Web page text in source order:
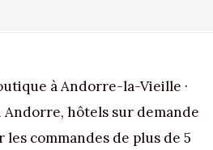
à Andorre-la-Vieille ·
hôtels sur demande
les commandes de plus de 5